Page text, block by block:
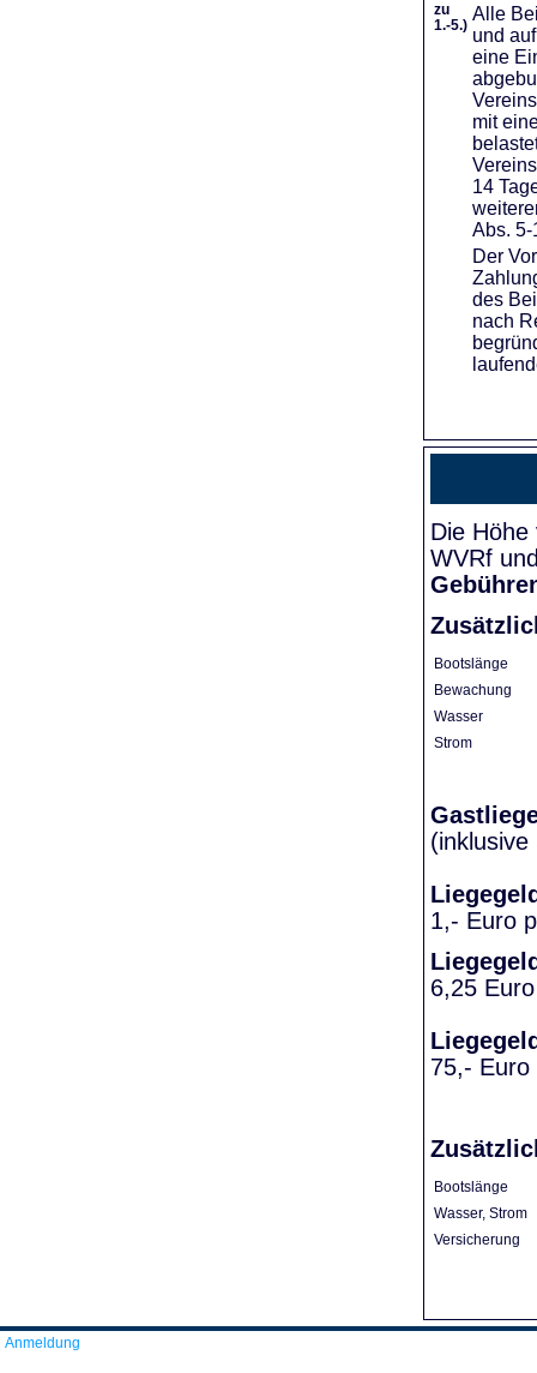
zu
1.-5.)
Alle
und
eine
mit
14
Abs.
Der
des
nach
Die
WVRf
Bootslänge
Bewachung
Wasser
Strom
1,- Euro
6,25
75,- Euro
Bootslänge
Wasser, Strom
Versicherung
Anmeldung